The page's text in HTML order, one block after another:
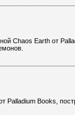
Chaos Earth от
Palladium Books,